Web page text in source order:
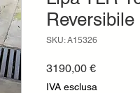
Reversibile
SKU: A15326
3190,00 €Prezzo
IVA esclusa